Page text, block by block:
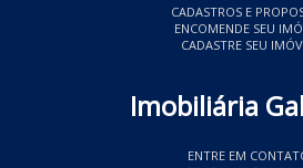
CADASTROS E
ENCOMENDE SEU
CADASTRE SEU
Imobiliária
ENTRE EM